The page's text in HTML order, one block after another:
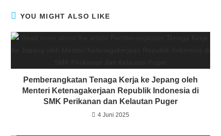
YOU MIGHT ALSO LIKE
Pemberangkatan Tenaga Kerja ke Jepang oleh
Menteri Ketenagakerjaan Republik Indonesia di
SMK Perikanan dan Kelautan Puger
4 Juni 2025